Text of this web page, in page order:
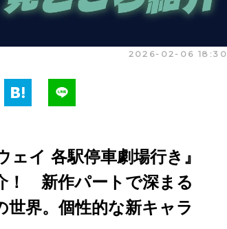
2026-02-06 18:30
イ 各駅停車劇場行き』
！ 新作パートで深まる
界。個性的な新キャラ